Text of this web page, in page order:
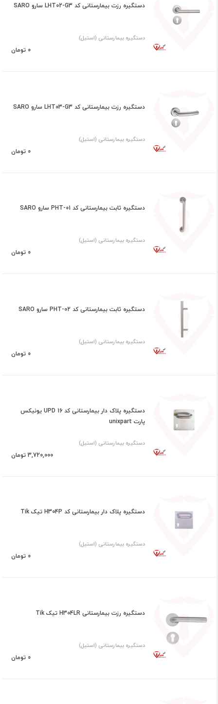
دستگیره رزت بیمارستانی کد LHT02-G3 سارو SARO
دستگیره بیمارستانی (استیل)
0 تومان
دستگیره رزت بیمارستانی کد LHT03-G3 سارو SARO
دستگیره بیمارستانی (استیل)
0 تومان
دستگیره ثابت بیمارستانی کد PHT-01 سارو SARO
دستگیره بیمارستانی (استیل)
0 تومان
دستگیره ثابت بیمارستانی کد PHT-02 سارو SARO
دستگیره بیمارستانی (استیل)
0 تومان
دستگیره پلاک دار بیمارستانی کد UPD 16 یونیکس
پارت unixpart
دستگیره بیمارستانی (استیل)
3,720,000 تومان
دستگیره پلاک دار بیمارستانی کد H304P تیک Tik
دستگیره بیمارستانی (استیل)
0 تومان
دستگیره رزت بیمارستانی H304LR تیک Tik
دستگیره بیمارستانی (استیل)
0 تومان